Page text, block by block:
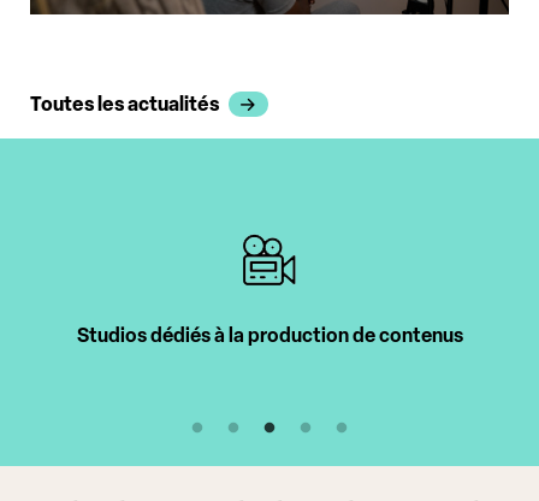
Toutes les actualités
Studios dédiés à la production de contenus